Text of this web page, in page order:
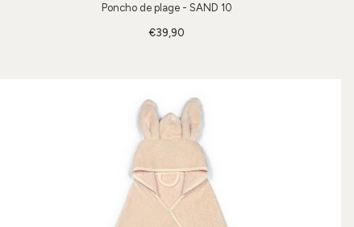
Poncho de plage - SAND 10
€39,90